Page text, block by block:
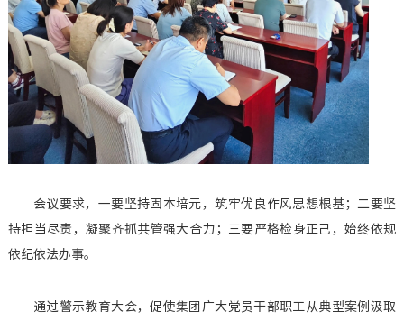
会议要求，一要坚持固本培元，筑牢优良作风思想根基；二要坚
持担当尽责，凝聚齐抓共管强大合力；三要严格检身正己，始终依规
依纪依法办事。
通过警示教育大会，促使集团广大党员干部职工从典型案例汲取